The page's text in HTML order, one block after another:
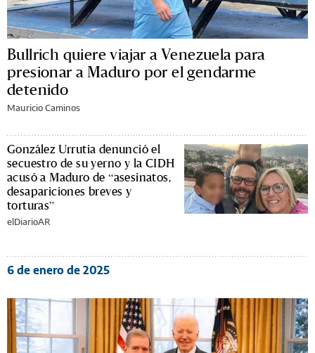
Bullrich quiere viajar a Venezuela para
presionar a Maduro por el gendarme
detenido
Mauricio Caminos
González Urrutia denunció el
secuestro de su yerno y la CIDH
acusó a Maduro de “asesinatos,
desapariciones breves y
torturas”
elDiarioAR
6 de enero de 2025